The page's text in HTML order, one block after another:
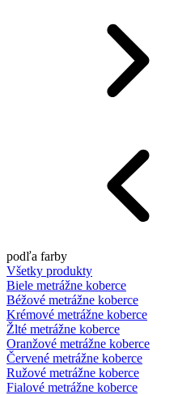
podľa farby
Všetky produkty
Biele metrážne koberce
Béžové metrážne koberce
Krémové metrážne koberce
Žlté metrážne koberce
Oranžové metrážne koberce
Červené metrážne koberce
Ružové metrážne koberce
Fialové metrážne koberce